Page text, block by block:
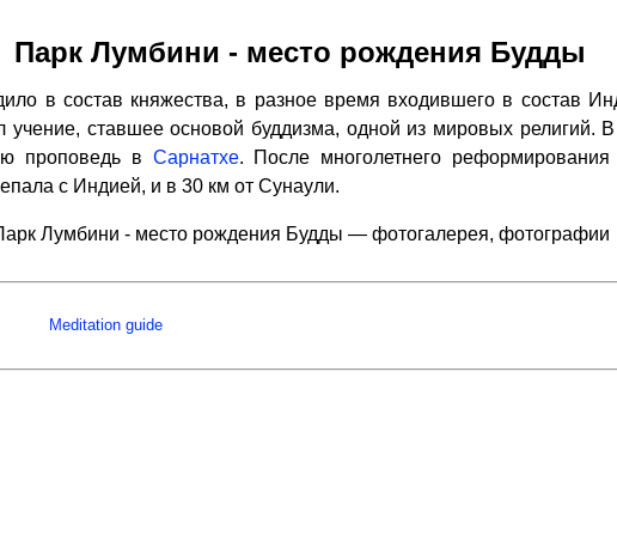
Парк Лумбини - место рождения Будды
в состав княжества, в разное время входившего в состав
ставшее основой буддизма, одной из мировых религий.
проповедь в Сарнатхе. После многолетнего
с Индией, и в 30 км от Сунаули.
Лумбини - место рождения Будды — фотогалерея, фотографии
Meditation guide